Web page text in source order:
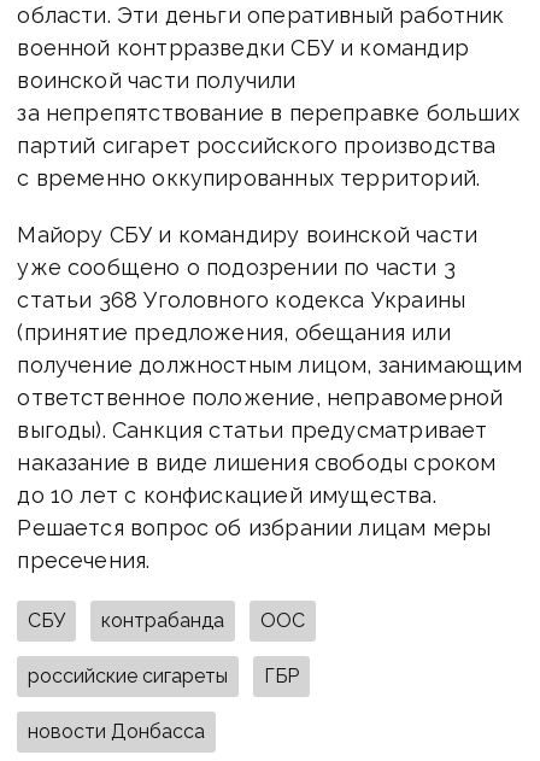
области. Эти деньги оперативный работник
военной контрразведки СБУ и командир
воинской части получили
за непрепятствование в переправке больших
партий сигарет российского производства
с временно оккупированных территорий.
Майору СБУ и командиру воинской части
уже сообщено о подозрении по части 3
статьи 368 Уголовного кодекса Украины
(принятие предложения, обещания или
получение должностным лицом, занимающим
ответственное положение, неправомерной
выгоды). Санкция статьи предусматривает
наказание в виде лишения свободы сроком
до 10 лет с конфискацией имущества.
Решается вопрос об избрании лицам меры
пресечения.
СБУ контрабанда ООС
российские сигареты ГБР
новости Донбасса